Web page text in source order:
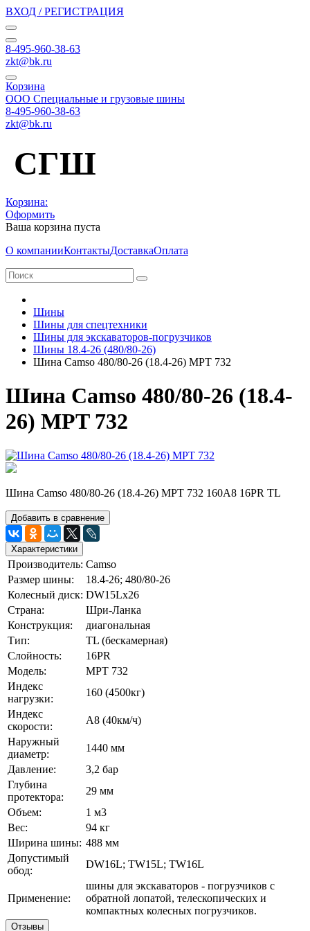
ВХОД / РЕГИСТРАЦИЯ
8-495-960-38-63
zkt@bk.ru
Корзина
ООО Специальные и грузовые шины
8-495-960-38-63
zkt@bk.ru
СГШ
Корзина:
Оформить
Ваша корзина пуста
О компанииКонтактыДоставкаОплата
Шины
Шины для спецтехники
Шины для экскаваторов-погрузчиков
Шины 18.4-26 (480/80-26)
Шина Camso 480/80-26 (18.4-26) MPT 732
Шина Camso 480/80-26 (18.4-
26) MPT 732
Шина Camso 480/80-26 (18.4-26) MPT 732 160A8 16PR TL
Добавить в сравнение
Характеристики
Производитель: Camso
Размер шины:
18.4-26; 480/80-26
Колесный диск: DW15Lx26
Страна:
Шри-Ланка
Конструкция:
диагональная
Тип:
TL (бескамерная)
Слойность:
16PR
Модель:
MPT 732
Индекс
нагрузки:
160 (4500кг)
Индекс
скорости:
А8 (40км/ч)
Наружный
диаметр:
1440 мм
Давление:
3,2 бар
Глубина
протектора:
29 мм
Объем:
1 м3
Вес:
94 кг
Ширина шины: 488 мм
Допустимый
обод:
DW16L; TW15L; TW16L
Применение:
шины для экскаваторов - погрузчиков с
обратной лопатой, телескопических и
компактных колесных погрузчиков.
Отзывы